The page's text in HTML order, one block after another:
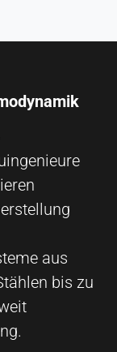
aus
bis zu